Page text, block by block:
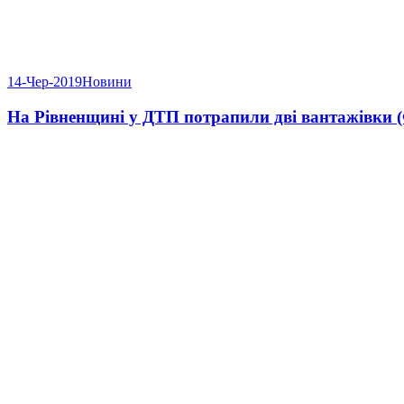
14-Чер-2019Новини
На Рівненщині у ДТП потрапили дві